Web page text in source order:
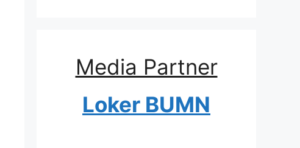
Media Partner
Loker BUMN